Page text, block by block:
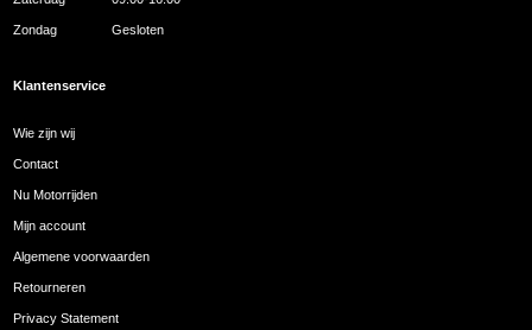
Zondag Gesloten
Klantenservice
Wie zijn wij
Contact
Nu Motorrijden
Mijn account
Algemene voorwaarden
Retourneren
Privacy Statement